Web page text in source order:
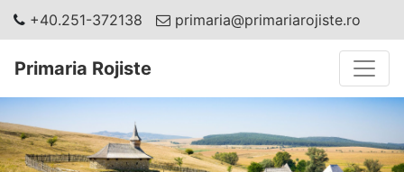
+40.251-372138 primaria@primariarojiste.ro
Primaria Rojiste